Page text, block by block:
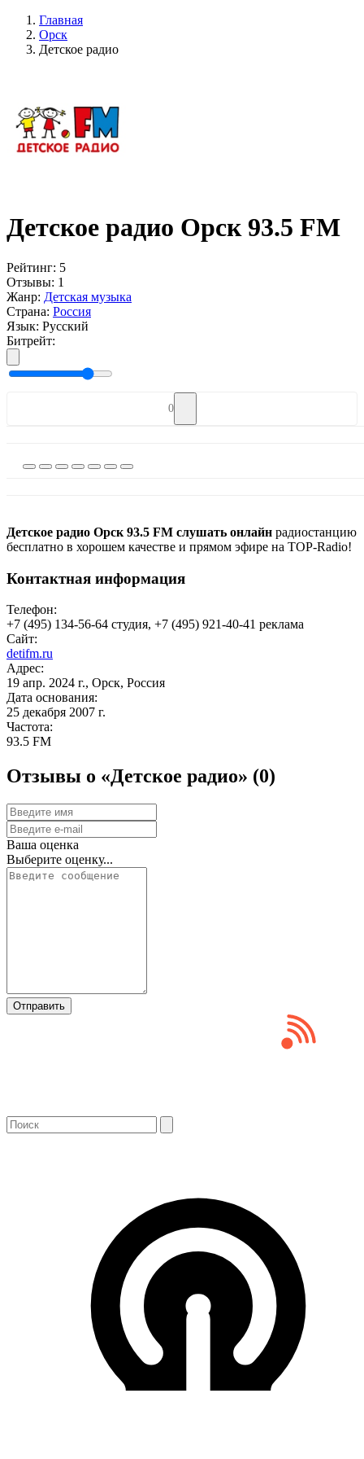
Главная
Орск
Детское радио
Детское радио Орск 93.5 FM
Рейтинг: 5
Отзывы: 1
Жанр: Детская музыка
Страна: Россия
Язык: Русский
Битрейт:
0
Детское радио Орск 93.5 FM слушать онлайн радиостанцию
бесплатно в хорошем качестве и прямом эфире на TOP-Radio!
Контактная информация
Телефон:
+7 (495) 134-56-64 студия, +7 (495) 921-40-41 реклама
Сайт:
detifm.ru
Адрес:
19 апр. 2024 г., Орск, Россия
Дата основания:
25 декабря 2007 г.
Частота:
93.5 FM
Отзывы о «Детское радио» (0)
Ваша оценка
Выберите оценку...
Отправить